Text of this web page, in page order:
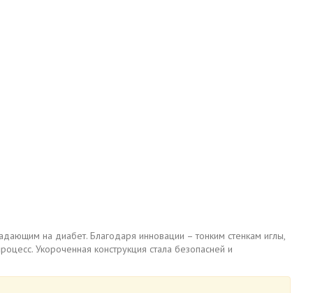
на диабет. Благодаря инновации – тонким стенкам иглы,
Укороченная конструкция стала безопасней и